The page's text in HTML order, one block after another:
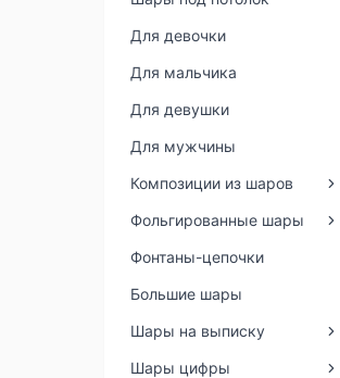
Для девочки
Для мальчика
Для девушки
Для мужчины
Композиции из шаров
Фольгированные шары
Фонтаны-цепочки
Большие шары
Шары на выписку
Шары цифры